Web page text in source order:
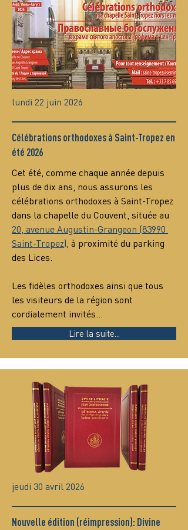
lundi 22 juin 2026
Célébrations orthodoxes à Saint-Tropez en
été 2026
Cet été, comme chaque année depuis
plus de dix ans, nous assurons les
célébrations orthodoxes à Saint-Tropez
dans la chapelle du Couvent, située au
20, avenue Augustin-Grangeon (83990
Saint-Tropez), à proximité du parking
des Lices.
Les fidèles orthodoxes ainsi que tous
les visiteurs de la région sont
cordialement invités…
Lire la suite...
jeudi 30 avril 2026
Nouvelle édition (réimpression): Divine